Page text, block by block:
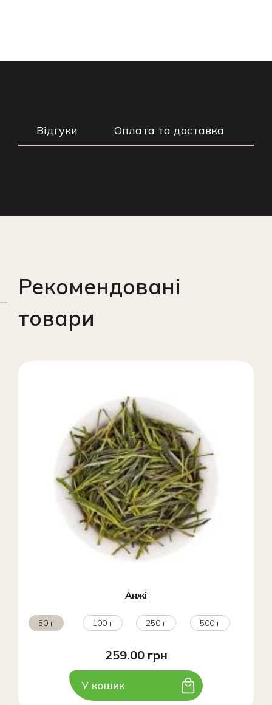
Відгуки Оплата та доставка
Рекомендовані
товари
Анжі
50 г 100 г 250 г 500 г
259.00 грн
У кошик